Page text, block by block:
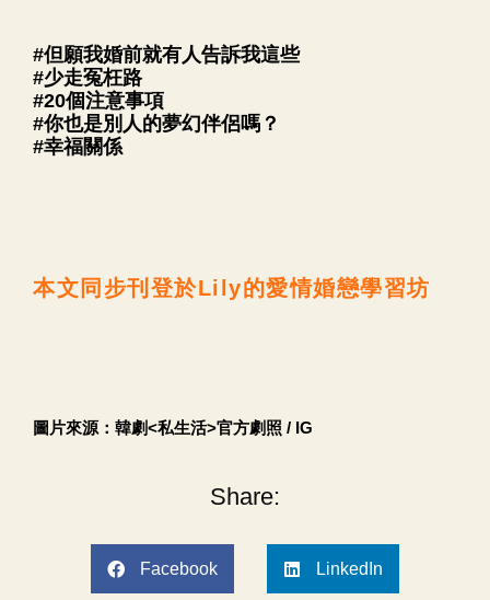
#但願我婚前就有人告訴我這些
#少走冤枉路
#20個注意事項
#你也是別人的夢幻伴侶嗎？
#幸福關係
本文同步刊登於Lily的愛情婚戀學習坊
圖片來源：韓劇<私生活>官方劇照 / IG
Share:
Facebook LinkedIn